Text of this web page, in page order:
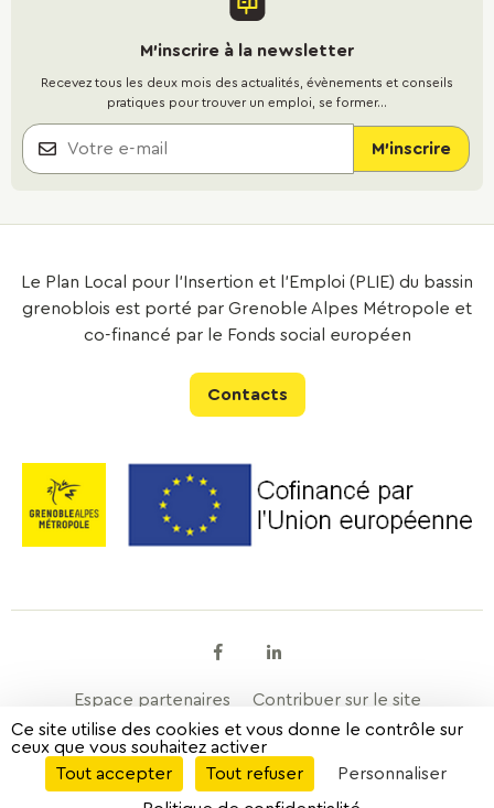
Ce site utilise des cookies et vous donne le contrôle sur
ceux que vous souhaitez activer
Tout accepter
Tout refuser
Personnaliser
M'inscrire à la newsletter
Recevez tous les deux mois des actualités, évènements et conseils
pratiques pour trouver un emploi, se former...
Le Plan Local pour l’Insertion et l’Emploi (PLIE) du bassin
grenoblois est porté par Grenoble Alpes Métropole et
co-financé par le Fonds social européen
Contacts
FacebookLinkedin
Espace partenaires Contribuer sur le site
Mentions légales Données personnelles
Plan de site